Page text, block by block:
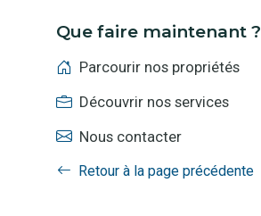
Que faire maintenant ?
Parcourir nos propriétés
Découvrir nos services
Nous contacter
Retour à la page précédente